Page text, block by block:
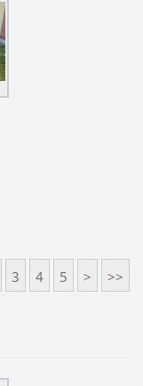
3 4 5 > >>